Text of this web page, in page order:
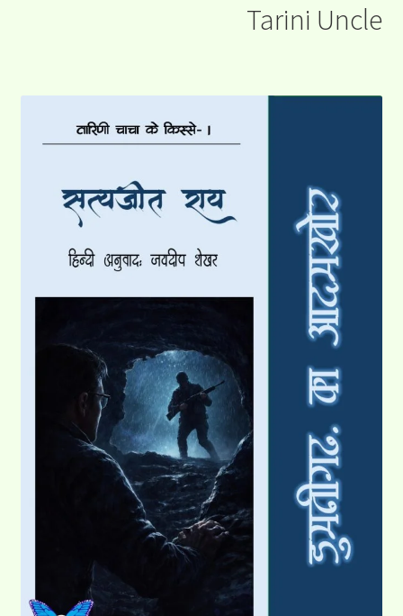
Tarini Uncle